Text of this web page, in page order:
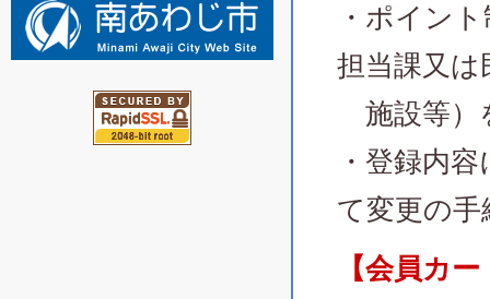
・ポイン
担当課又は
施設等）
・登録内
て変更の
【会員カ